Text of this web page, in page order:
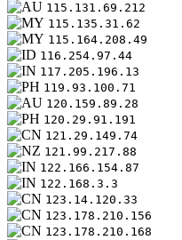
115.131.69.212
115.135.31.62
115.164.208.49
116.254.97.44
117.205.196.13
119.93.100.71
120.159.89.28
120.29.91.191
121.29.149.74
121.99.217.88
122.166.154.87
122.168.3.3
123.14.120.33
123.178.210.156
123.178.210.168